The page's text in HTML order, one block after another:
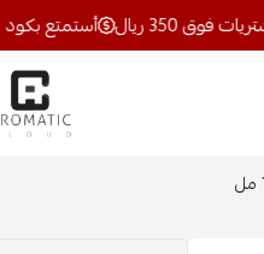
أستمتع بكود ( AR10 ) خصم 10% شحن مجاني للمشتريات فوق 350 ريال
اروماتيك